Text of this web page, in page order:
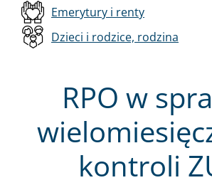
RPO w
kontroli
Emerytury i renty
Dzieci i rodzice, rodzina